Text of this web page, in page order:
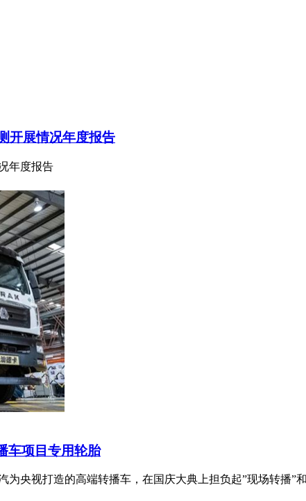
开展情况年度报告
年度报告
车项目专用轮胎
央视打造的高端转播车，在国庆大典上担负起”现场转播”